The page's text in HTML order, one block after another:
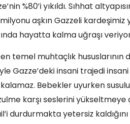
%80’i yıkıldı. Sıhhat
aşkın Gazzeli
hayatta kalma uğraşı
temel muhtaçlık hususlarının
Gazze’deki insani trajedi
Bebekler uyurken
karşı seslerini
durdurmakta yetersiz